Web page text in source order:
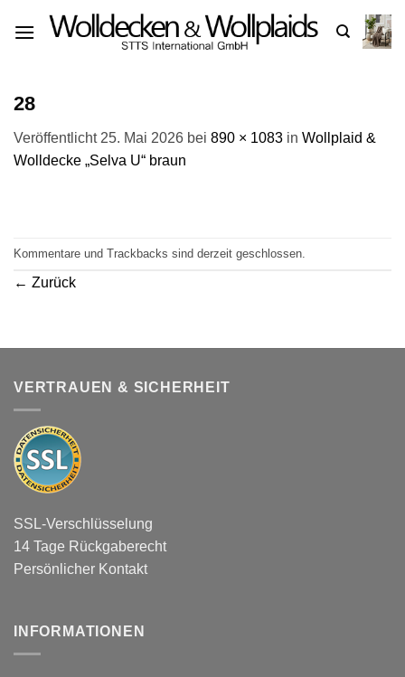
Inhalt
28
Veröffentlicht 25. Mai 2026 bei 890 × 1083 in Wollplaid &
Wolldecke „Selva U“ braun
Kommentare und Trackbacks sind derzeit geschlossen.
← Zurück
VERTRAUEN & SICHERHEIT
SSL-Verschlüsselung
14 Tage Rückgaberecht
Persönlicher Kontakt
INFORMATIONEN